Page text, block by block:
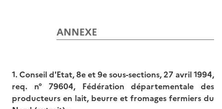
ANNEXE
1. Conseil d'Etat, 8e et 9e sous-sections, 27 avril 1994,
req. n° 79604, Fédération départementale des
producteurs en lait, beurre et fromages fermiers du